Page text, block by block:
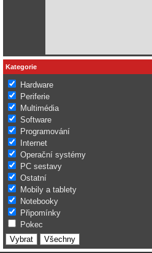
Kategorie
Hardware
Periferie
Multimédia
Software
Programování
Internet
Operační systémy
PC sestavy
Ostatní
Mobily a tablety
Notebooky
Připomínky
Pokec